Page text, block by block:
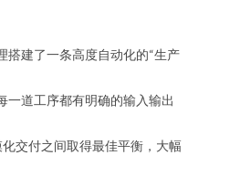
搭建了一条高度自动化的“生产
一道工序都有明确的输入输出
交付之间取得最佳平衡，大幅